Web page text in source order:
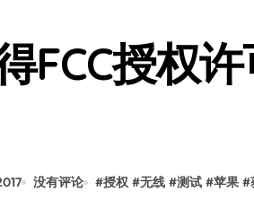
必看！荣耀Magic V6一屏全览，管家
FCC授权
没有评论 #授权 #无线 #测试 #苹果 #